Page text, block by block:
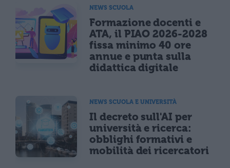
NEWS SCUOLA
Formazione docenti e
ATA, il PIAO 2026-2028
fissa minimo 40 ore
annue e punta sulla
didattica digitale
NEWS SCUOLA E UNIVERSITÀ
Il decreto sull'AI per
università e ricerca:
obblighi formativi e
mobilità dei ricercatori